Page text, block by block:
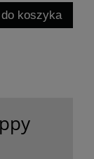
do koszyka